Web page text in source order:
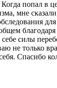
попал в
мне
силы
не только
Спасибо